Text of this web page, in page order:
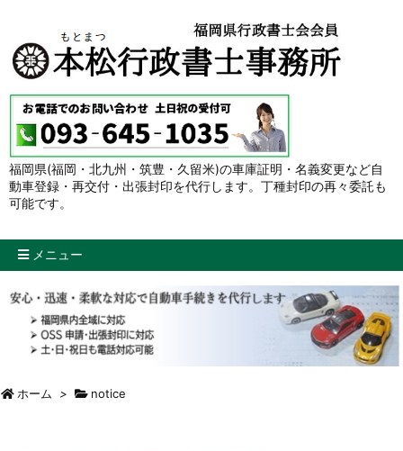
福岡県(福岡・北九州・筑豊・久留米)の車庫証明・名義変更など自
動車登録・再交付・出張封印を代行します。丁種封印の再々委託も
可能です。
メニュー
ホーム > notice